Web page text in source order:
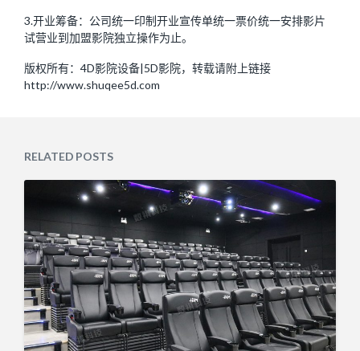
3.开业筹备：公司统一印制开业宣传单统一票价统一安排影片
试营业到加盟影院独立操作为止。
版权所有：4D影院设备|5D影院，转载请附上链接
http://www.shuqee5d.com
RELATED POSTS